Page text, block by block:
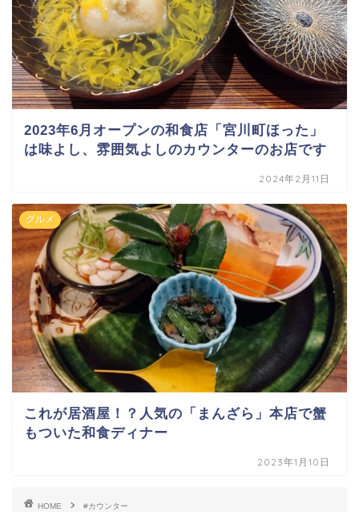
2023年6月オープンの和食店「宮川町ほった」
は味よし、雰囲気よしのカウンターのお店です
2024年2月11日
グルメ
これが居酒屋！？人気の「まんざら」本店で蟹
もついた和食ディナー
2023年1月10日
HOME #カウンター